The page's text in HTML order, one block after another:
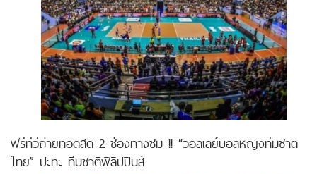
ฟรีทีวีถ่ายทอดสด 2 ช่องทางชม !! “วอลเลย์บอลหญิงทีมชาติ
ไทย” ปะทะ ทีมชาติฟิลิปปินส์